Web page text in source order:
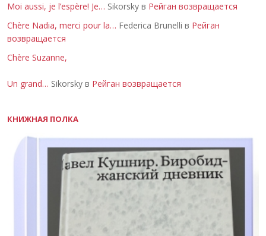
Moi aussi, je l’espère! Je… Sikorsky в Рейган возвращается
Chère Nadia, merci pour la… Federica Brunelli в Рейган
возвращается
Chère Suzanne,
Un grand… Sikorsky в Рейган возвращается
КНИЖНАЯ ПОЛКА